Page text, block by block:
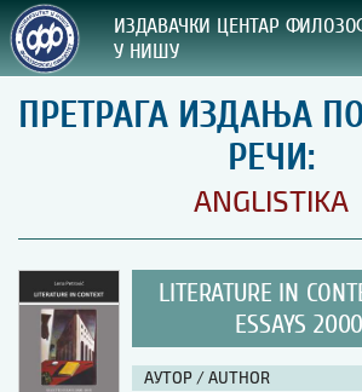
ИЗДАВАЧКИ ЦЕНТАР
У НИШУ
СВА НАША
ВРСТА ИЗДАЊА:
ПРЕГЛЕД
УПУТСТВА
ПРЕТРАГА ИЗДАЊА
РЕЧИ:
ANGLISTIKA
LITERATURE IN
ESSAYS
АУТОР / AUTHOR